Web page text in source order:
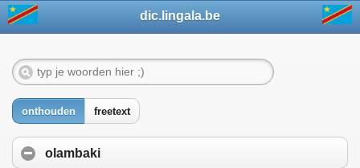
dic.lingala.be
onthouden freetext
olambaki